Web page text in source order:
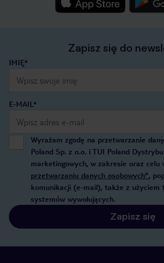
Zapisz się do
IMIĘ*
E-MAIL*
Wyrażam zgodę na przetwarzanie
Poland Sp. z o.o. i TUI Poland
marketingowych, w zakresie oraz celu
przetwarzaniu danych osobowych”,
komunikacji (e-mail), także z użyciem
systemów wywołujących.
Zapisz się